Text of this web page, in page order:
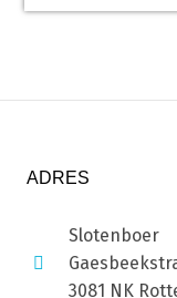
ADRES
Slotenboer
3081 NK